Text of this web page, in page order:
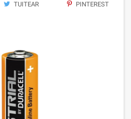
TUITEAR PINTEREST